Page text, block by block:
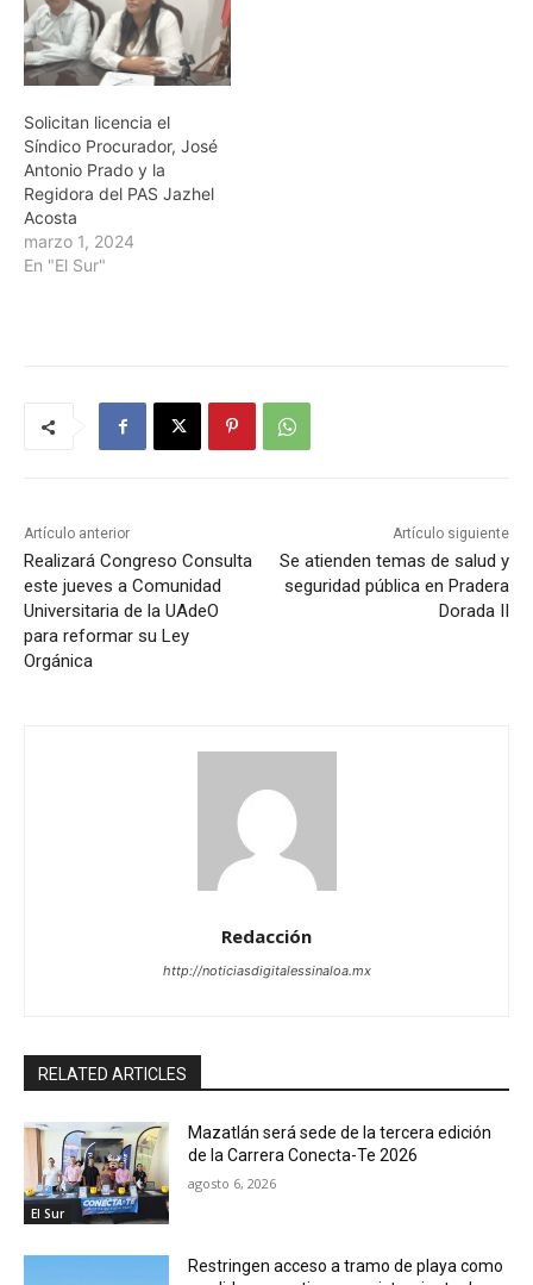
Solicitan licencia el
Síndico Procurador, José
Antonio Prado y la
Regidora del PAS Jazhel
Acosta
marzo 1, 2024
En "El Sur"
Artículo anterior
Realizará Congreso Consulta
este jueves a Comunidad
Universitaria de la UAdeO
para reformar su Ley
Orgánica
Artículo siguiente
Se atienden temas de salud y
seguridad pública en Pradera
Dorada II
Redacción
http://noticiasdigitalessinaloa.mx
RELATED ARTICLES
El Sur
Mazatlán será sede de la tercera edición
de la Carrera Conecta-Te 2026
agosto 6, 2026
Restringen acceso a tramo de playa como